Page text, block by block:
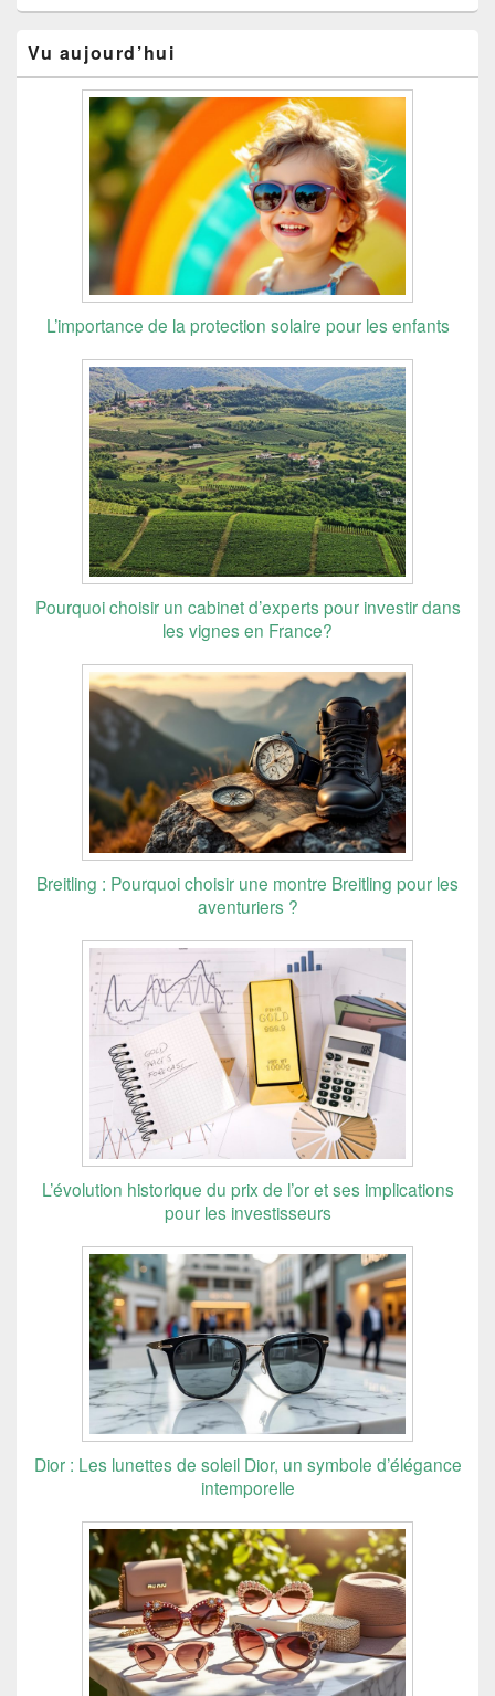
Vu aujourd’hui
L’importance de la protection solaire pour les enfants
Pourquoi choisir un cabinet d’experts pour investir dans
les vignes en France?
Breitling : Pourquoi choisir une montre Breitling pour les
aventuriers ?
L’évolution historique du prix de l’or et ses implications
pour les investisseurs
Dior : Les lunettes de soleil Dior, un symbole d’élégance
intemporelle